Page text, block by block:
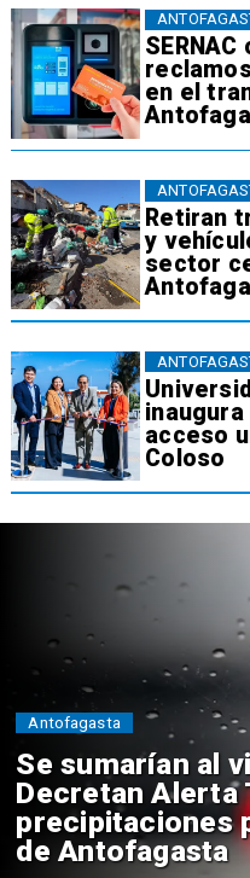
en el
Retiran
y
sector
acceso
Coloso
Se sumarían al
Decretan Alerta
precipitaciones
de Antofagasta
Antofagasta